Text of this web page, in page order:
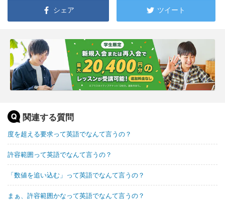
シェア ツイート
関連する質問
度を超える要求って英語でなんて言うの？
許容範囲って英語でなんて言うの？
「数値を追い込む」って英語でなんて言うの？
まぁ、許容範囲かなって英語でなんて言うの？